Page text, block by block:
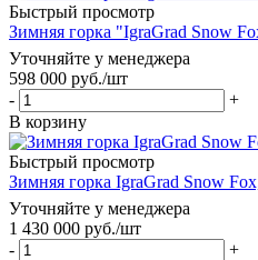
Быстрый просмотр
Зимняя горка "IgraGrad Snow
Уточняйте у менеджера
598 000 руб./шт
-
+
В корзину
Быстрый просмотр
Зимняя горка IgraGrad Snow
Уточняйте у менеджера
1 430 000 руб./шт
-
+